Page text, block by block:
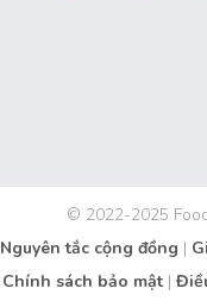
© 2022-2025
Nguyên tắc cộng đồng |
Chính sách bảo mật |